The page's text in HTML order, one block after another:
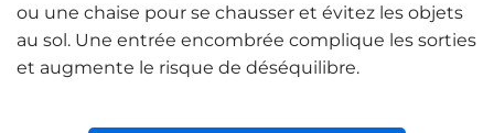
ou une chaise pour se chausser et évitez les objets
au sol. Une entrée encombrée complique les sorties
et augmente le risque de déséquilibre.